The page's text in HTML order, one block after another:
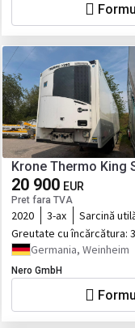
Krone Thermo King
20 900 EUR
Pret fara TVA
2020 3-ax Sarcină
Greutate cu încărcătura:
Germania, Weinheim
Nero GmbH